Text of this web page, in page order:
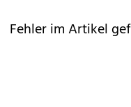
Fehler im Artikel